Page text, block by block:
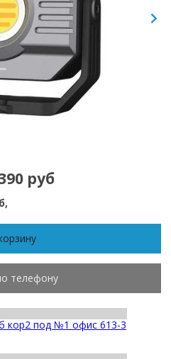
руб
телефону
кор2 под №1 офис 613-3